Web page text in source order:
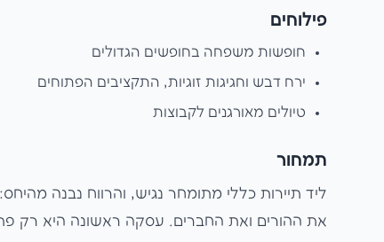
פילוחים
חופשות משפחה בחופשים הגדולים
ירח דבש וחגיגות זוגיות, התקציבים הפתוחים
טיולים מאורגנים לקבוצות
תמחור
ליד תיירות כללי מתומחר נגיש, והרווח נבנה
את ההורים ואת החברים. עסקה ראשונה היא רק